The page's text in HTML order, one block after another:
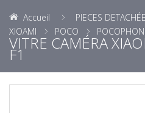
Accueil PIECES
XIOAMI
POCO
VITRE CAMÉRA
F1